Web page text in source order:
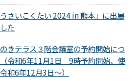
うさいこくたい 2024 in 熊本」に出展
た
きテラス３階会議室の予約開始につ
令和6年11月1日 9時予約開始、使
和6年12月3日～）